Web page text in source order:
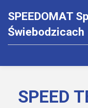
SPEEDOMAT
Świebodzicach
SPEED